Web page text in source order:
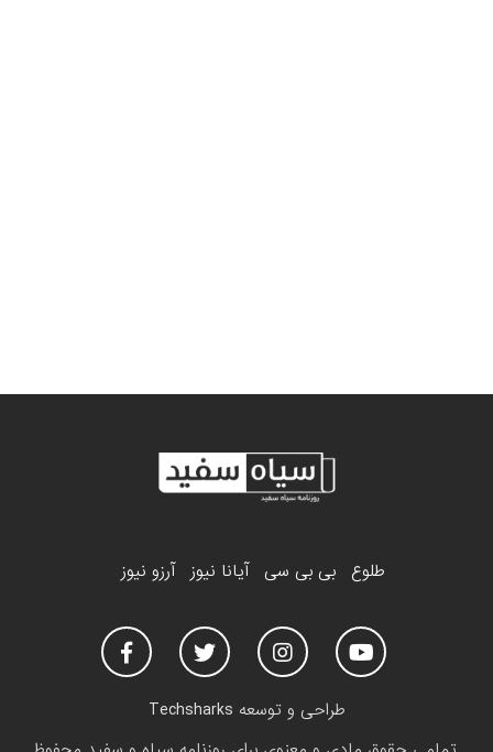
طلوع بی بی سی آیانا نیوز آرزو نیوز
طراحی و توسعه Techsharks